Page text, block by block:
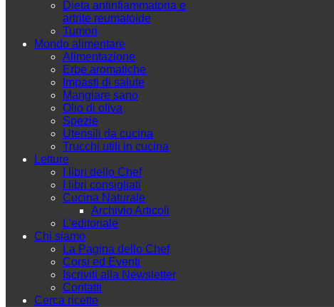
Dieta antinfiammatoria e
artrite reumatoide
Tumori
Mondo alimentare
Alimentazione
Erbe aromatiche
Impasti di salute
Mangiare sano
Olio di oliva
Spezie
Utensili da cucina
Trucchi utili in cucina
Letture
I libri dello Chef
I libri consigliati
Cucina Naturale
Archivio Articoli
L'editoriale
Chi siamo
La Pagina dello Chef
Corsi ed Eventi
Iscriviti alla Newsletter
Contatti
Cerca ricette